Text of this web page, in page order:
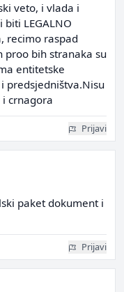
veto, i vlada i
LEGALNO
recimo raspad
proo bih stranaka su
entitetske
predsjedništva.Nisu
crnagora
Prijavi
paket dokument i
Prijavi